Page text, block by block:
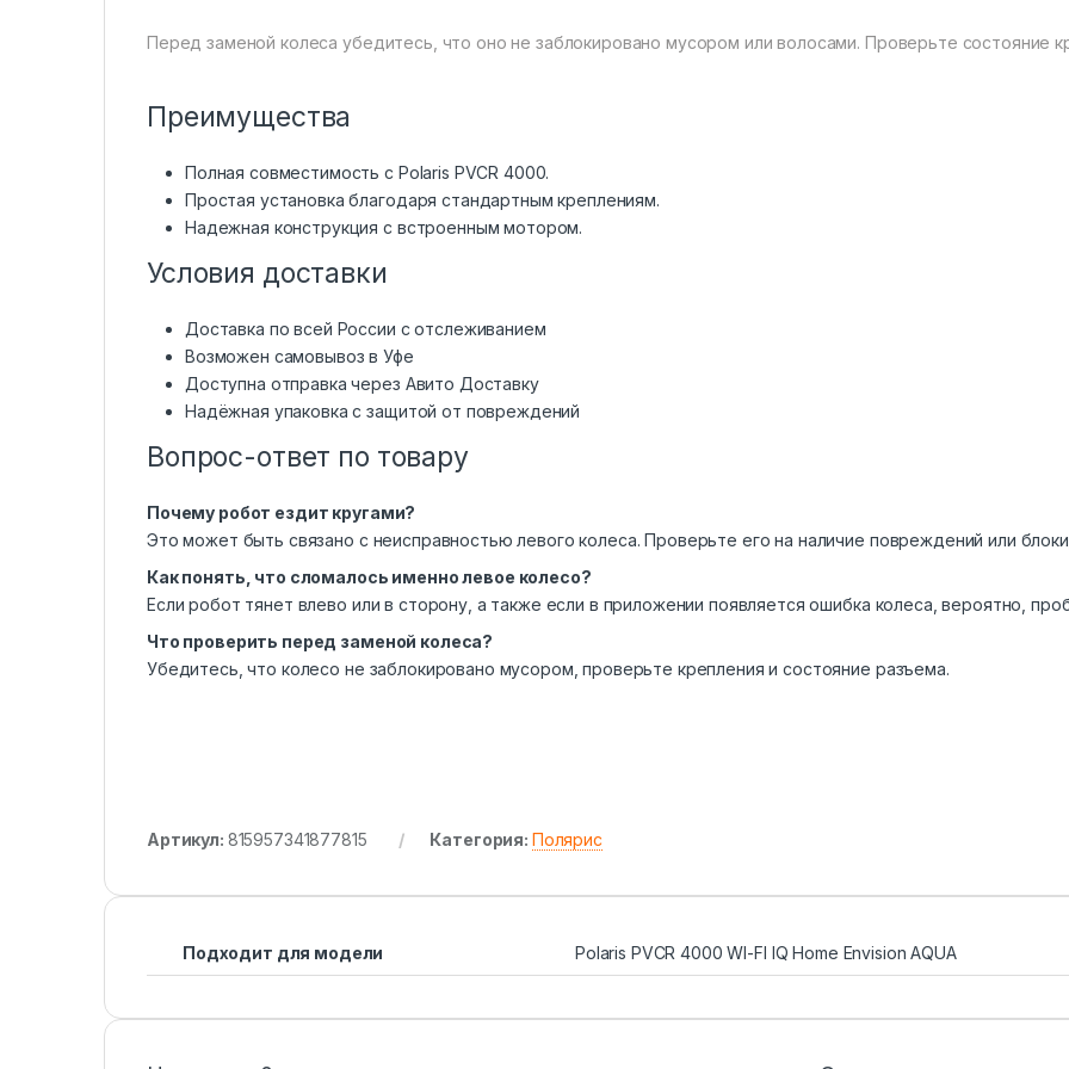
Перед заменой колеса убедитесь, что оно не заблокировано мусором или волосами. Проверьте состояние
Преимущества
Полная совместимость с Polaris PVCR 4000.
Простая установка благодаря стандартным креплениям.
Надежная конструкция с встроенным мотором.
Условия доставки
Доставка по всей России с отслеживанием
Возможен самовывоз в Уфе
Доступна отправка через Авито Доставку
Надёжная упаковка с защитой от повреждений
Вопрос-ответ по товару
Почему робот ездит кругами?
Это может быть связано с неисправностью левого колеса. Проверьте его на наличие повреждений или
Как понять, что сломалось именно левое колесо?
Если робот тянет влево или в сторону, а также если в приложении появляется ошибка колеса, вероятно,
Что проверить перед заменой колеса?
Убедитесь, что колесо не заблокировано мусором, проверьте крепления и состояние разъема.
Артикул: 815957341877815 Категория: Полярис
Подходит для модели Polaris PVCR 4000 WI-FI IQ Home Envision AQUA